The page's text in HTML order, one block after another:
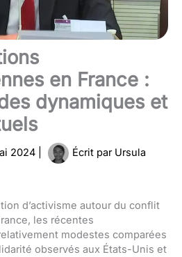
en France :
dynamiques et
2024 Écrit par Ursula
d’activisme autour du conflit
les récentes
modestes comparées
observés aux États-Unis et